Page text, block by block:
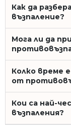
Как да
възпаление?
Мога ли да
Колко време
от
Кои са най-
възпаления?